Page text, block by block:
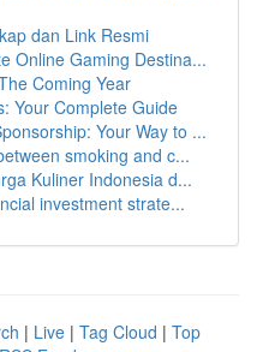
dan Link Resmi
Online Gaming Destina...
Coming Year
Your Complete Guide
Your Way to ...
smoking and c...
Kuliner Indonesia d...
investment strate...
| Live | Tag Cloud | Top